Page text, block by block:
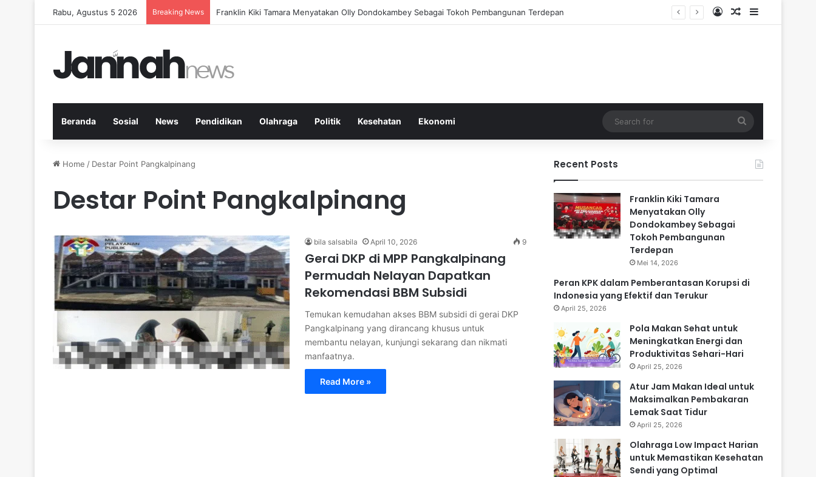
Rabu, Agustus 5 2026 Breaking News Peran KPK dalam Pemberantasan Korupsi di Indonesia yang Efektif dan Terukur Log InRandom Article
Sidebar
Beranda Sosial News Pendidikan Olahraga Politik Kesehatan Ekonomi
for
Home / Destar Point Pangkalpinang
Destar Point Pangkalpinang
bila salsabila April 10, 2026 9
Gerai DKP di MPP Pangkalpinang
Permudah Nelayan Dapatkan
Rekomendasi BBM Subsidi
Temukan kemudahan akses BBM subsidi di gerai DKP
Pangkalpinang yang dirancang khusus untuk
membantu nelayan, kunjungi sekarang dan nikmati
manfaatnya.
Read More »
Recent Posts
Franklin Kiki Tamara
Menyatakan Olly
Dondokambey Sebagai
Tokoh Pembangunan
Terdepan
Mei 14, 2026
Peran KPK dalam Pemberantasan Korupsi di
Indonesia yang Efektif dan Terukur
April 25, 2026
Pola Makan Sehat untuk
Meningkatkan Energi dan
Produktivitas Sehari-Hari
April 25, 2026
Atur Jam Makan Ideal untuk
Maksimalkan Pembakaran
Lemak Saat Tidur
April 25, 2026
Olahraga Low Impact Harian
untuk Memastikan Kesehatan
Sendi yang Optimal